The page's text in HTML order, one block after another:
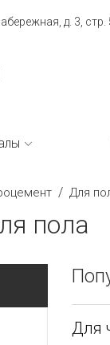
д. 3, стр.
/ Для
пола
Для